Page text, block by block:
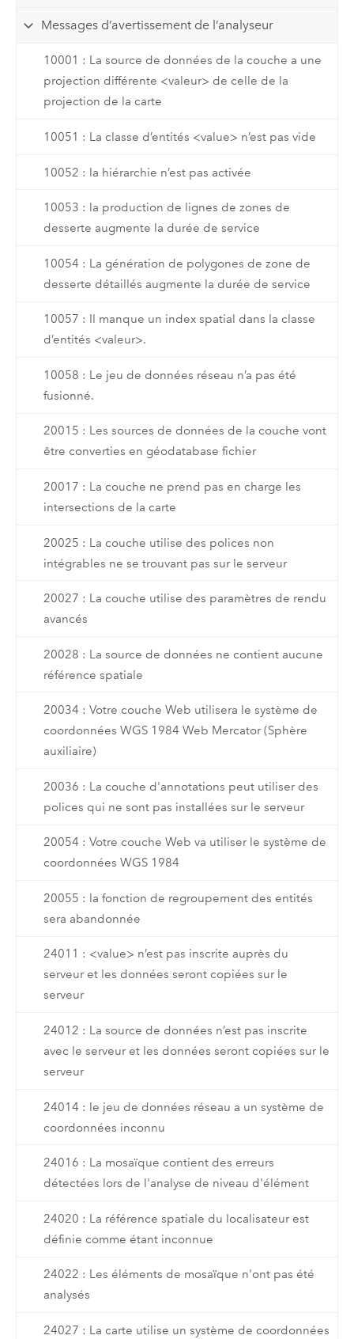
Messages d’avertissement de l’analyseur
10001 : La source de données de la couche a une
projection différente <valeur> de celle de la
projection de la carte
10051 : La classe d’entités <value> n’est pas vide
10052 : la hiérarchie n’est pas activée
10053 : la production de lignes de zones de
desserte augmente la durée de service
10054 : La génération de polygones de zone de
desserte détaillés augmente la durée de service
10057 : Il manque un index spatial dans la classe
d’entités <valeur>.
10058 : Le jeu de données réseau n’a pas été
fusionné.
20015 : Les sources de données de la couche vont
être converties en géodatabase fichier
20017 : La couche ne prend pas en charge les
intersections de la carte
20025 : La couche utilise des polices non
intégrables ne se trouvant pas sur le serveur
20027 : La couche utilise des paramètres de rendu
avancés
20028 : La source de données ne contient aucune
référence spatiale
20034 : Votre couche Web utilisera le système de
coordonnées WGS 1984 Web Mercator (Sphère
auxiliaire)
20036 : La couche d'annotations peut utiliser des
polices qui ne sont pas installées sur le serveur
20054 : Votre couche Web va utiliser le système de
coordonnées WGS 1984
20055 : la fonction de regroupement des entités
sera abandonnée
24011 : <value> n’est pas inscrite auprès du
serveur et les données seront copiées sur le
serveur
24012 : La source de données n’est pas inscrite
avec le serveur et les données seront copiées sur le
serveur
24014 : le jeu de données réseau a un système de
coordonnées inconnu
24016 : La mosaïque contient des erreurs
détectées lors de l'analyse de niveau d'élément
24020 : La référence spatiale du localisateur est
définie comme étant inconnue
24022 : Les éléments de mosaïque n'ont pas été
analysés
24027 : La carte utilise un système de coordonnées